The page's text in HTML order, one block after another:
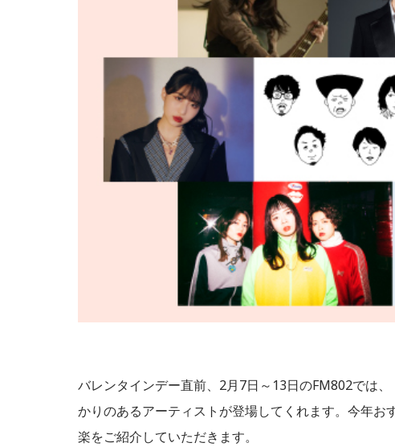
バレンタインデー直前、2月7日～13日のFM802では
かりのあるアーティストが登場してくれます。今年
楽をご紹介していただきます。